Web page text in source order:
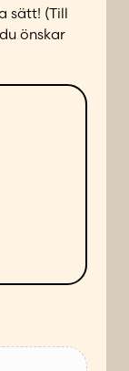
sätt! (Till
önskar